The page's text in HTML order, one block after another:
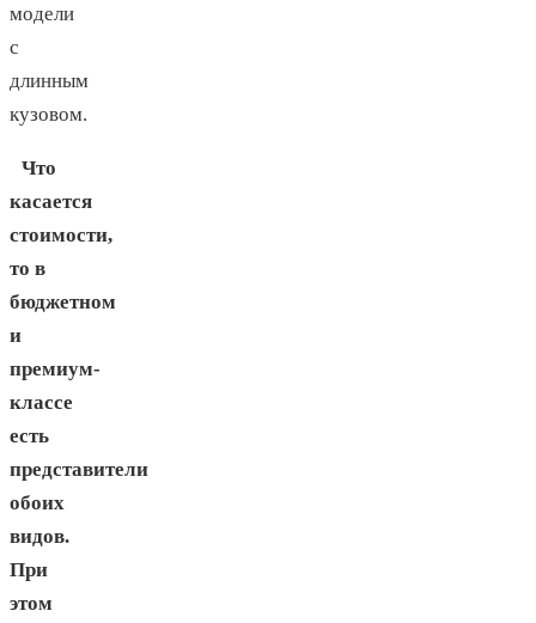
модели
с
длинным
кузовом.
Что
касается
стоимости,
то в
бюджетном
и
премиум-
классе
есть
представители
обоих
видов.
При
этом